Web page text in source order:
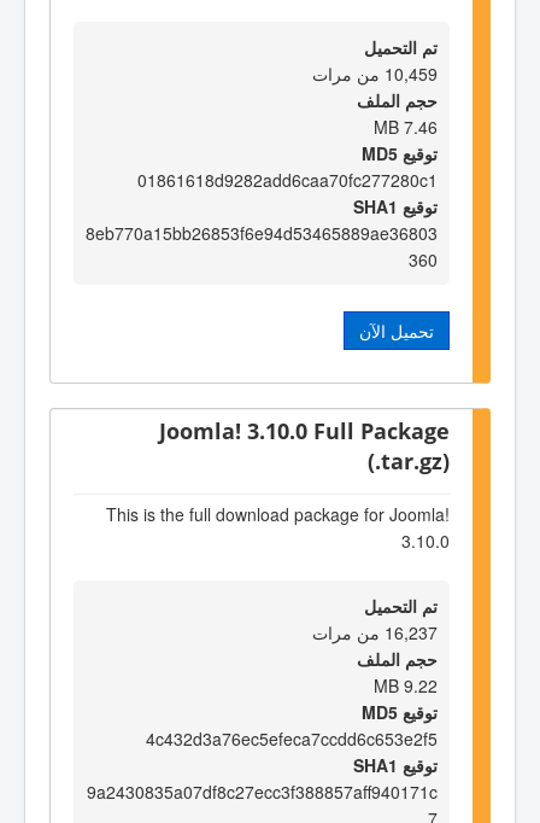
تم التحميل
10,459 من مرات
حجم الملف
7.46 MB
توقيع MD5
01861618d9282add6caa70fc277280c1
توقيع SHA1
8eb770a15bb26853f6e94d53465889ae36803
360
تحميل الآن
Joomla! 3.10.0 Full Package
(.tar.gz)
This is the full download package for Joomla!
3.10.0
تم التحميل
16,237 من مرات
حجم الملف
9.22 MB
توقيع MD5
4c432d3a76ec5efeca7ccdd6c653e2f5
توقيع SHA1
9a2430835a07df8c27ecc3f388857aff940171c